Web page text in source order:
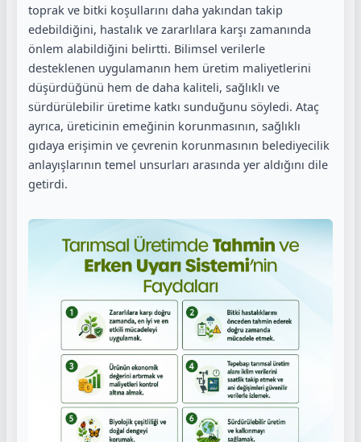
toprak ve bitki koşullarını daha yakından takip
edebildiğini, hastalık ve zararlılara karşı zamanında
önlem alabildiğini belirtti. Bilimsel verilerle
desteklenen uygulamanın hem üretim maliyetlerini
düşürdüğünü hem de daha kaliteli, sağlıklı ve
sürdürülebilir üretime katkı sunduğunu söyledi. Ataç
ayrıca, üreticinin emeğinin korunmasının, sağlıklı
gıdaya erişimin ve çevrenin korunmasının belediyecilik
anlayışlarının temel unsurları arasında yer aldığını dile
getirdi.